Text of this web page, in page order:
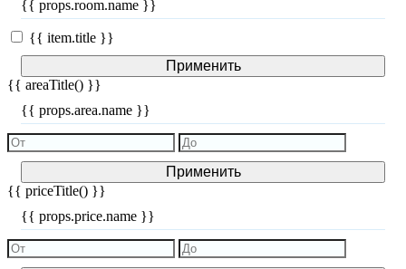
{{ props.room.name }}
{{ item.title }}
Применить
{{ areaTitle() }}
{{ props.area.name }}
Применить
{{ priceTitle() }}
{{ props.price.name }}